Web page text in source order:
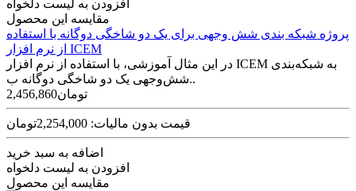
افزودن به لیست دلخواه
مقایسه این محصول
پروژه شبکه بندی شش وجهی برای یک دو شاخگی دوگانه با استفاده
از نرم افزار ICEM
در این مثال آموزشی، با استفاده از نرم افزار ICEM به شبکه‌بندی
شش‌وجهی یک دو شاخگی دوگانه ب..
2,456,860تومان
قیمت بدون مالیات: 2,254,000تومان
اضافه به سبد خرید
افزودن به لیست دلخواه
مقایسه این محصول